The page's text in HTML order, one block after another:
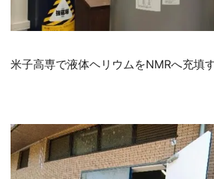
米子高専で液体ヘリウムをNMRへ充填